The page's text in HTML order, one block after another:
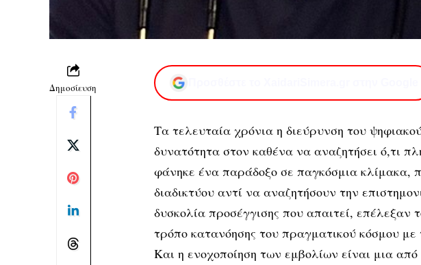
Δημοσίευση
Τα τελευταία χρόνια η διεύρυνση του
δυνατότητα στον καθένα να αναζητήσει ό,τι
φάνηκε ένα παράδοξο σε παγκόσμια κλίμακα,
διαδικτύου αντί να αναζητήσουν την
δυσκολία προσέγγισης που απαιτεί, επέλεξαν
τρόπο κατανόησης του πραγματικού κόσμου με
Και η ενοχοποίηση των εμβολίων είναι μια